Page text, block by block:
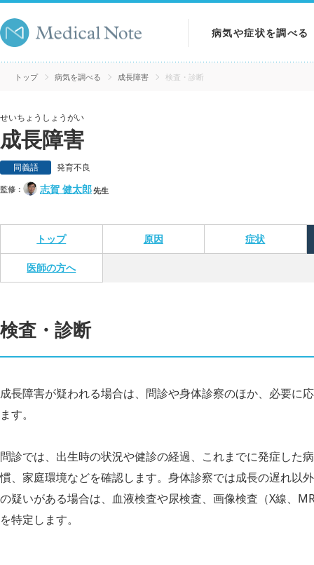
病気や症状を調べる
病気を調べる
トップ 病気を調べる 成長障害 検査・診断
せいちょうしょうがい
成長障害
同義語 発育不良
監修： 志賀 健太郎先生
トップ 原因 症状
医師の方へ
検査・診断
成長障害が疑われる場合は、問診や身体診察のほか、必要に
ます。
問診では、出生時の状況や健診の経過、これまでに発症した
慣、家庭環境などを確認します。身体診察では成長の遅れ以
の疑いがある場合は、血液検査や尿検査、画像検査（X線、
を特定します。